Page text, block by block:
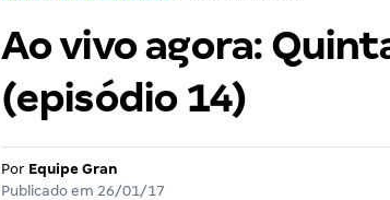
Ao vivo agora:
(episódio 14)
Por Equipe Gran
Publicado em 26/01/17